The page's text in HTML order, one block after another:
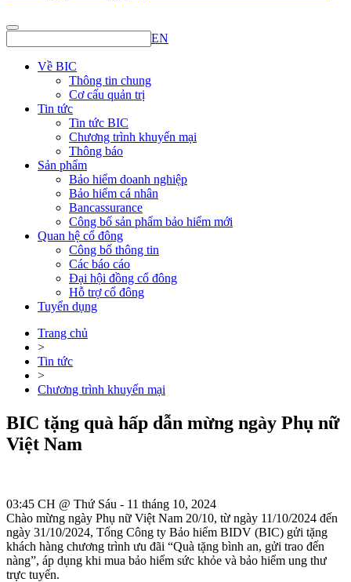
EN
Về BIC
Thông tin chung
Cơ cấu quản trị
Tin tức
Tin tức BIC
Chương trình khuyến mại
Thông báo
Sản phẩm
Bảo hiểm doanh nghiệp
Bảo hiểm cá nhân
Bancassurance
Công bố sản phẩm bảo hiểm mới
Quan hệ cổ đông
Công bố thông tin
Các báo cáo
Đại hội đồng cổ đông
Hỗ trợ cổ đông
Tuyển dụng
Trang chủ
>
Tin tức
>
Chương trình khuyến mại
BIC tặng quà hấp dẫn mừng ngày Phụ nữ
Việt Nam
03:45 CH @ Thứ Sáu - 11 tháng 10, 2024
Chào mừng ngày Phụ nữ Việt Nam 20/10, từ ngày 11/10/2024 đến
ngày 31/10/2024, Tổng Công ty Bảo hiểm BIDV (BIC) gửi tặng
khách hàng chương trình ưu đãi “Quà tặng bình an, gửi trao đến
nàng”, áp dụng khi mua bảo hiểm sức khỏe và bảo hiểm ung thư
trực tuyến.